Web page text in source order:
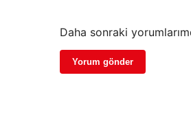
Daha sonraki